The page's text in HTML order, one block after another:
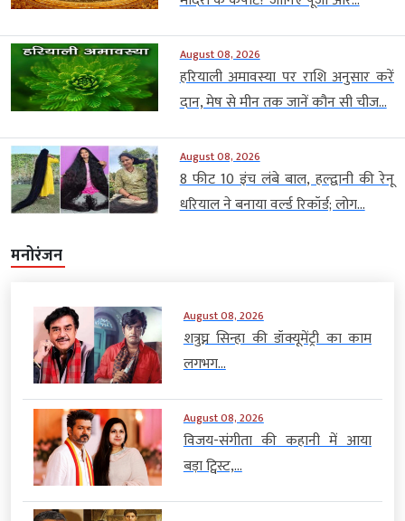
August 08, 2026
हरियाली अमावस्या पर राशि अनुसार करें
दान, मेष से मीन तक जानें कौन सी चीज...
August 08, 2026
8 फीट 10 इंच लंबे बाल, हल्द्वानी की रेनू
धरियाल ने बनाया वर्ल्ड रिकॉर्ड; लोग...
मनोरंजन
August 08, 2026
शत्रुघ्न सिन्हा की डॉक्यूमेंट्री का काम
लगभग...
August 08, 2026
विजय-संगीता की कहानी में आया
बड़ा ट्विस्ट,...